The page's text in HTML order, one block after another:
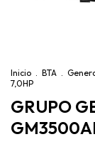
Inicio . BTA .
7,0HP
GRUPO